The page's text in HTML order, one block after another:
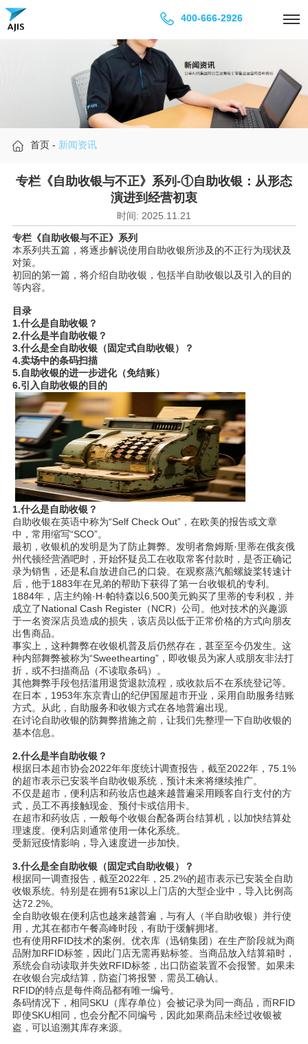
400-666-2926
首页- 新闻资讯
专栏《自助收银与不正》系列-①自助收银：从形态
演进到经营初衷
时间: 2025.11.21
专栏《自助收银与不正》系列
本系列共五篇，将逐步解说使用自助收银所涉及的不正行为现状及
对策。
初回的第一篇，将介绍自助收银 ，包括半自助收银以及引入的目的
等内容。
目录
1.什么是自助收银 ？
2.什么是半自助收银？
3.什么是全自助收银 （固定式自助收银）？
4.卖场中的条码扫描
5.自助收银的进一步进化（免结账）
6.引入自助收银的目的
1.什么是自助收银 ？
自助收银在英语中称为“Self Check Out”，在欧美的报告或文章
中，常用缩写“SCO”。
最初，收银机的发明是为了防止舞弊。 发明者詹姆斯·里蒂在俄亥俄
州代顿经营酒吧时，开始怀疑员工在收取常客付款时，是否正确记
录为销售，还是私自放进自己的口袋。在观察蒸汽船螺旋桨转速计
后，他于1883年在兄弟的帮助下获得了第一台收银机的专利。
1884年，店主约翰·H·帕特森以6,500美元购买了里蒂的专利权，并
成立了National Cash Register（NCR）公司。 他对技术的兴趣源
于一名资深店员造成的损失，该店员以低于正常价格的方式向朋友
出售商品。
事实上，这种舞弊在收银机普及后仍然存在，甚至至今仍发生。这
种内部舞弊被称为“Sweethearting”，即收银员为家人或朋友非法打
折，或不扫描商品（不读取条码）。
其他舞弊手段包括滥用退货退款流程，或收款后不在系统登记等。
在日本，1953年东京青山的纪伊国屋超市开业，采用自助服务结账
方式。从此，自助服务和收银方式在各地普遍出现。
在讨论自助收银的防舞弊措施之前，让我们先整理一下自助收银的
基本信息。
2.什么是半自助收银？
根据日本超市协会2022年年度统计调查报告，截至2022年，75.1%
的超市表示已安装半自助收银系统，预计未来将继续推广。
不仅是超市，便利店和药妆店也越来越普遍采用顾客自行支付的方
式，员工不再接触现金、预付卡或信用卡。
在超市和药妆店，一般每个收银台配备两台结算机，以加快结算处
理速度。便利店则通常使用一体化系统。
受新冠疫情影响，导入速度进一步加快。
3.什么是全自助收银 （固定式自助收银）？
根据同一调查报告，截至2022年，25.2%的超市表示已安装全自助
收银系统。特别是在拥有51家以上门店的大型企业中， 导 入比例高
达72.2%。
全自助收银在便利店也越来越普遍，与有人（半自助收银）并行使
用，尤其在都市午餐高峰时段，有助于缓解拥堵。
也有使用RFID技术的案例。 优衣库（迅销集团 ）在生产阶段就为商
品附加RFID标签，因此门店无需再贴标签。当商品放入结算箱时，
系统会自动读取并失效RFID标签，出口防盗装置不会报警。如果未
在收银台完成结算，防盗门将报警，需员工确认 。
RFID的特点是每件商品都有唯一编号。
条码情况下，相同SKU （ 库存单位）会被记录为同一商品，而RFID
即使SKU相同，也会分配不同编号，因此如果商品未经过收银被
盗，可以追溯其库存来源。